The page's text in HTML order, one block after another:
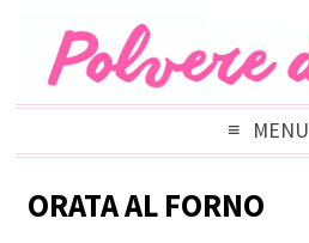
MENU
ORATA AL FORNO